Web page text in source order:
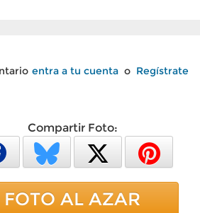
entra a tu cuenta o Regístrate
Compartir Foto:
FOTO AL AZAR